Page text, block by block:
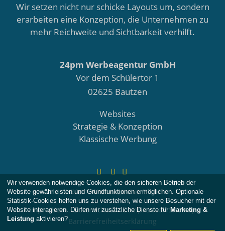
Wir setzen nicht nur schicke Layouts um, sondern
erarbeiten eine Konzeption, die Unternehmen zu
mehr Reichweite und Sichtbarkeit verhilft.
24pm Werbeagentur GmbH
Vor dem Schülertor 1
02625 Bautzen
Websites
Strategie & Konzeption
Klassische Werbung
FacebookInstagram
© 24pm Werbeagentur GmbH
Impressum/Datenschutz/Compliance/Sitemap
Barrierefreiheitserklärung
Wir verwenden notwendige Cookies, die den sicheren Betrieb der
Website gewährleisten und Grundfunktionen ermöglichen. Optionale
Statistik-Cookies helfen uns zu verstehen, wie unsere Besucher mit der
Website interagieren. Dürfen wir zusätzliche Dienste fürMarketing &
Leistung aktivieren?